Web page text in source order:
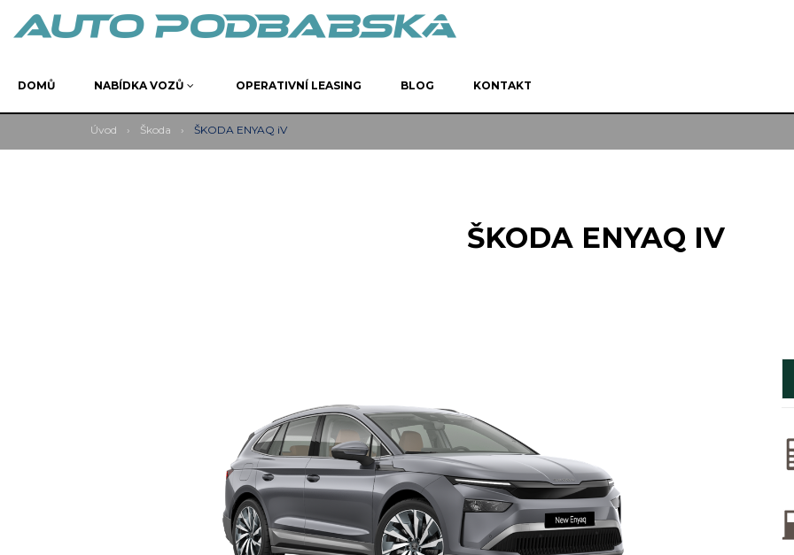
DOMŮ NABÍDKA VOZŮ OPERATIVNÍ LEASING BLOG KONTAKT
Úvod › Škoda › ŠKODA ENYAQ iV
ŠKODA ENYAQ IV